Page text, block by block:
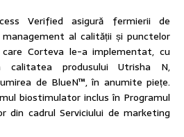
Verified asigură fermierii de
al calității și punctelor
Corteva le-a implementat, cu
produsului Utrisha N,
de BlueN™, în anumite piețe.
biostimulator inclus în Programul
din cadrul Serviciului de marketing